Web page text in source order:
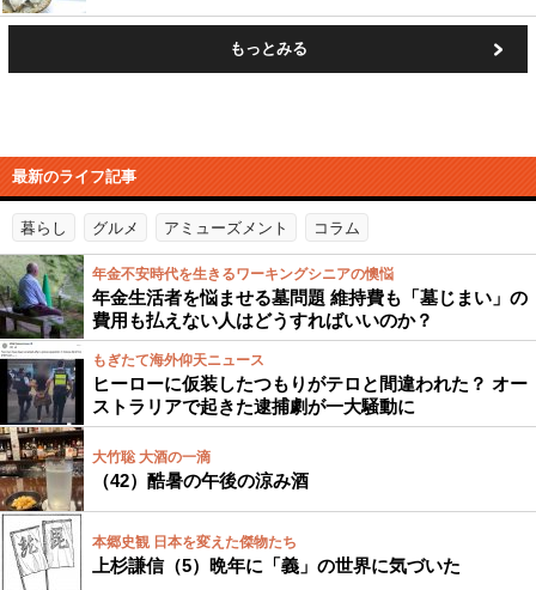
もっとみる
最新のライフ記事
暮らし グルメ アミューズメント コラム
年金不安時代を生きるワーキングシニアの懊悩
年金生活者を悩ませる墓問題 維持費も「墓じまい」の
費用も払えない人はどうすればいいのか？
もぎたて海外仰天ニュース
ヒーローに仮装したつもりがテロと間違われた？ オー
ストラリアで起きた逮捕劇が一大騒動に
大竹聡 大酒の一滴
（42）酷暑の午後の涼み酒
本郷史観 日本を変えた傑物たち
上杉謙信（5）晩年に「義」の世界に気づいた